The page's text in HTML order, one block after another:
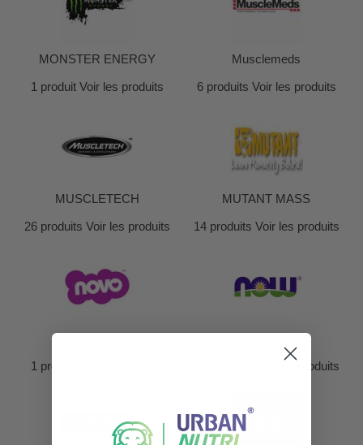
MONSTER ENERGY
1 produit Voir les produits
Musclemeds
6 produits Voir les produits
MUSCLETECH
26 produits Voir les produits
MUTANT MASS
14 produits Voir les produits
1 produit
Voir les produits